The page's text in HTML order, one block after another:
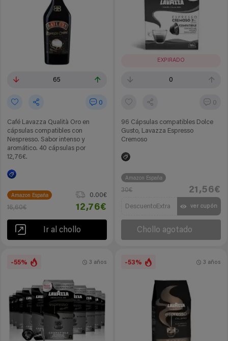
65
0
Café Lavazza Qualità Oro en
cápsulas compatibles con
Nespresso. Sabor intenso y
aromático. 40 cápsulas por
12,76€.
Amazon España
0.00€
16,60€
12,76€
Ir al chollo
EXPIRADO
0
0
96 Cápsulas compatibles Dolce
Gusto, Lavazza Espresso
Cremoso
Amazon España
30€ 21,56€
DescuentoExtra ver cupón
Chollo agotado
-55% 3 años -53% 3 años